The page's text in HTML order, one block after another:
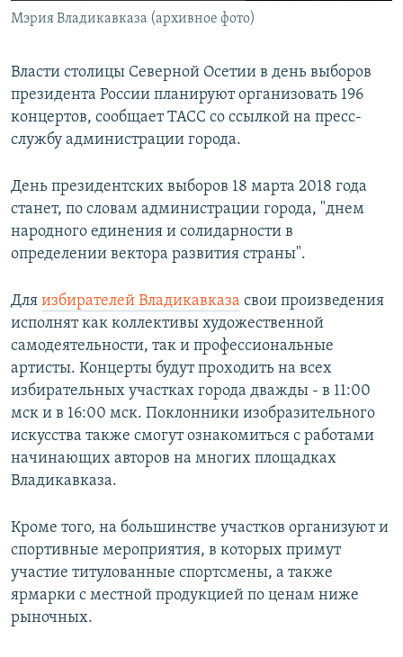
Все сайты РСЕ/РС
Мэрия Владикавказа (архивное фото)
Власти столицы Северной Осетии в день выборов
президента России планируют организовать 196
концертов, сообщает ТАСС со ссылкой на пресс-
службу администрации города.
День президентских выборов 18 марта 2018 года
станет, по словам администрации города, "днем
народного единения и солидарности в
определении вектора развития страны".
Для избирателей Владикавказа свои произведения
исполнят как коллективы художественной
самодеятельности, так и профессиональные
артисты. Концерты будут проходить на всех
избирательных участках города дважды - в 11:00
мск и в 16:00 мск. Поклонники изобразительного
искусства также смогут ознакомиться с работами
начинающих авторов на многих площадках
Владикавказа.
Кроме того, на большинстве участков организуют и
спортивные мероприятия, в которых примут
участие титулованные спортсмены, а также
ярмарки с местной продукцией по ценам ниже
рыночных.